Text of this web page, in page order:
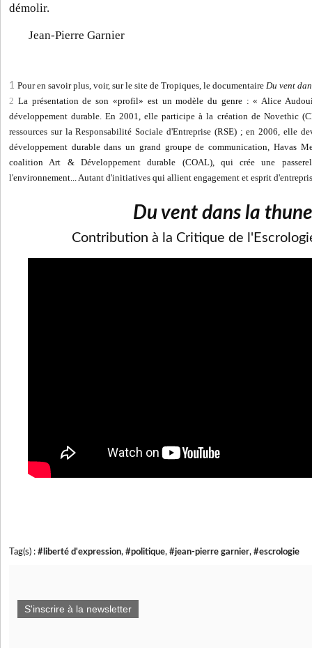
démolir.
Jean-Pierre Garnier
1 Pour en savoir plus, voir, sur le site de Tropiques, le documentaire Du vent
2 La présentation de son «profil» est un modèle du genre : « Alice
développement durable. En 2001, elle participe à la création de Novethic
ressources sur la Responsabilité Sociale d'Entreprise (RSE) ; en 2006, elle
développement durable dans un grand groupe de communication, Havas
coalition Art & Développement durable (COAL), qui crée une
l'environnement... Autant d'initiatives qui allient engagement et esprit
Du vent dans la thune
Contribution à la Critique de
Tag(s) : #liberté d'expression, #politique, #jean-pierre garnier, #escrologie
S'inscrire à la newsletter